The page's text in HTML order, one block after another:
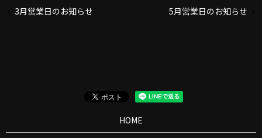
3月営業日のお知らせ 5月営業日のお知らせ
HOME